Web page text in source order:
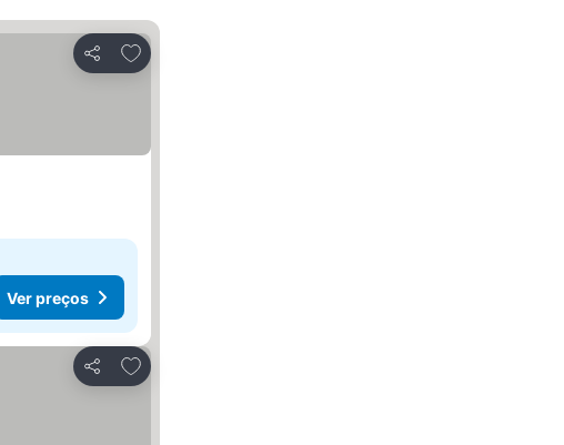
Partilhar
Adicionar aos favoritos
Ver preços
Partilhar
Adicionar aos favoritos